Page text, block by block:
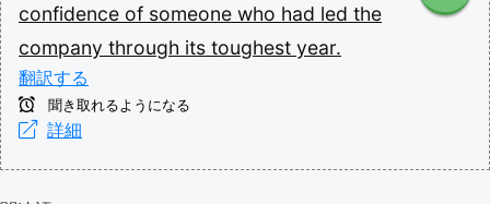
confidence of someone who had led the
company through its toughest year.
翻訳する
聞き取れるようになる
詳細